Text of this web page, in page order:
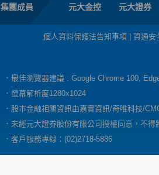
集團成員 元大金控 元大證券
個人資料保護法告知事項 資通安
．最佳瀏覽器建議 : Google Chrome 100,
．螢幕解析度1280x1024
．股市金融相關資訊由嘉實資訊/奇唯科技/
．未經元大證券股份有限公司授權同意，不
．客戶服務專線：(02)2718-5886